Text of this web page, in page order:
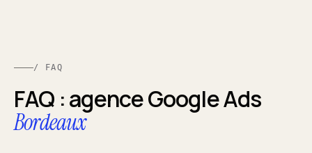
/ FAQ
FAQ : agence Google Ads
Bordeaux